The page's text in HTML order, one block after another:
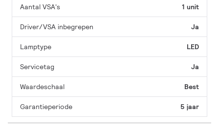
Aantal VSA's 1 unit
Driver/VSA inbegrepen Ja
Lamptype LED
Servicetag Ja
Waardeschaal Best
Garantieperiode 5 jaar